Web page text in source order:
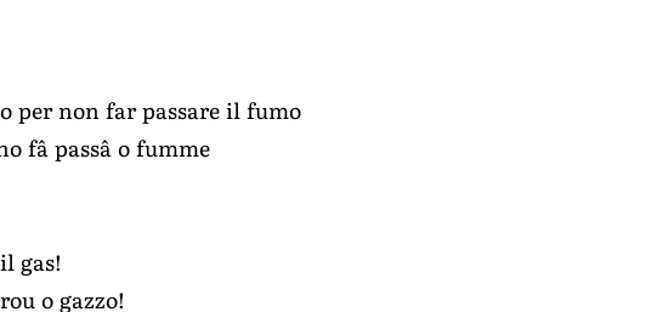
per non far passare il fumo
fâ passâ o fumme
gas!
o gazzo!